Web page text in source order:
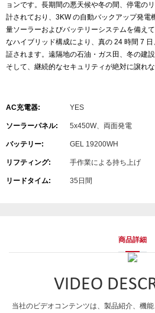
ョンです。長期間の悪天候や冬の間、停電の
計されており、3KW の自動バックアップ発電
量ソーラーおよびバッテリーシステムを備え
なハイブリッド構成により、真の 24 時間 7
証されます。遠隔地の石油・ガス田、冬の建設
そして、継続的なセキュリティが絶対に譲れな
AC充電器: YES
ソーラーパネル: 5x450W、両面発電
バッテリー: GEL 19200WH
リフティング: 手作業による持ち上げ
リードタイム: 35日間
商品詳細
VIDEO
当社のビデオコンテンツは、製品紹介、機